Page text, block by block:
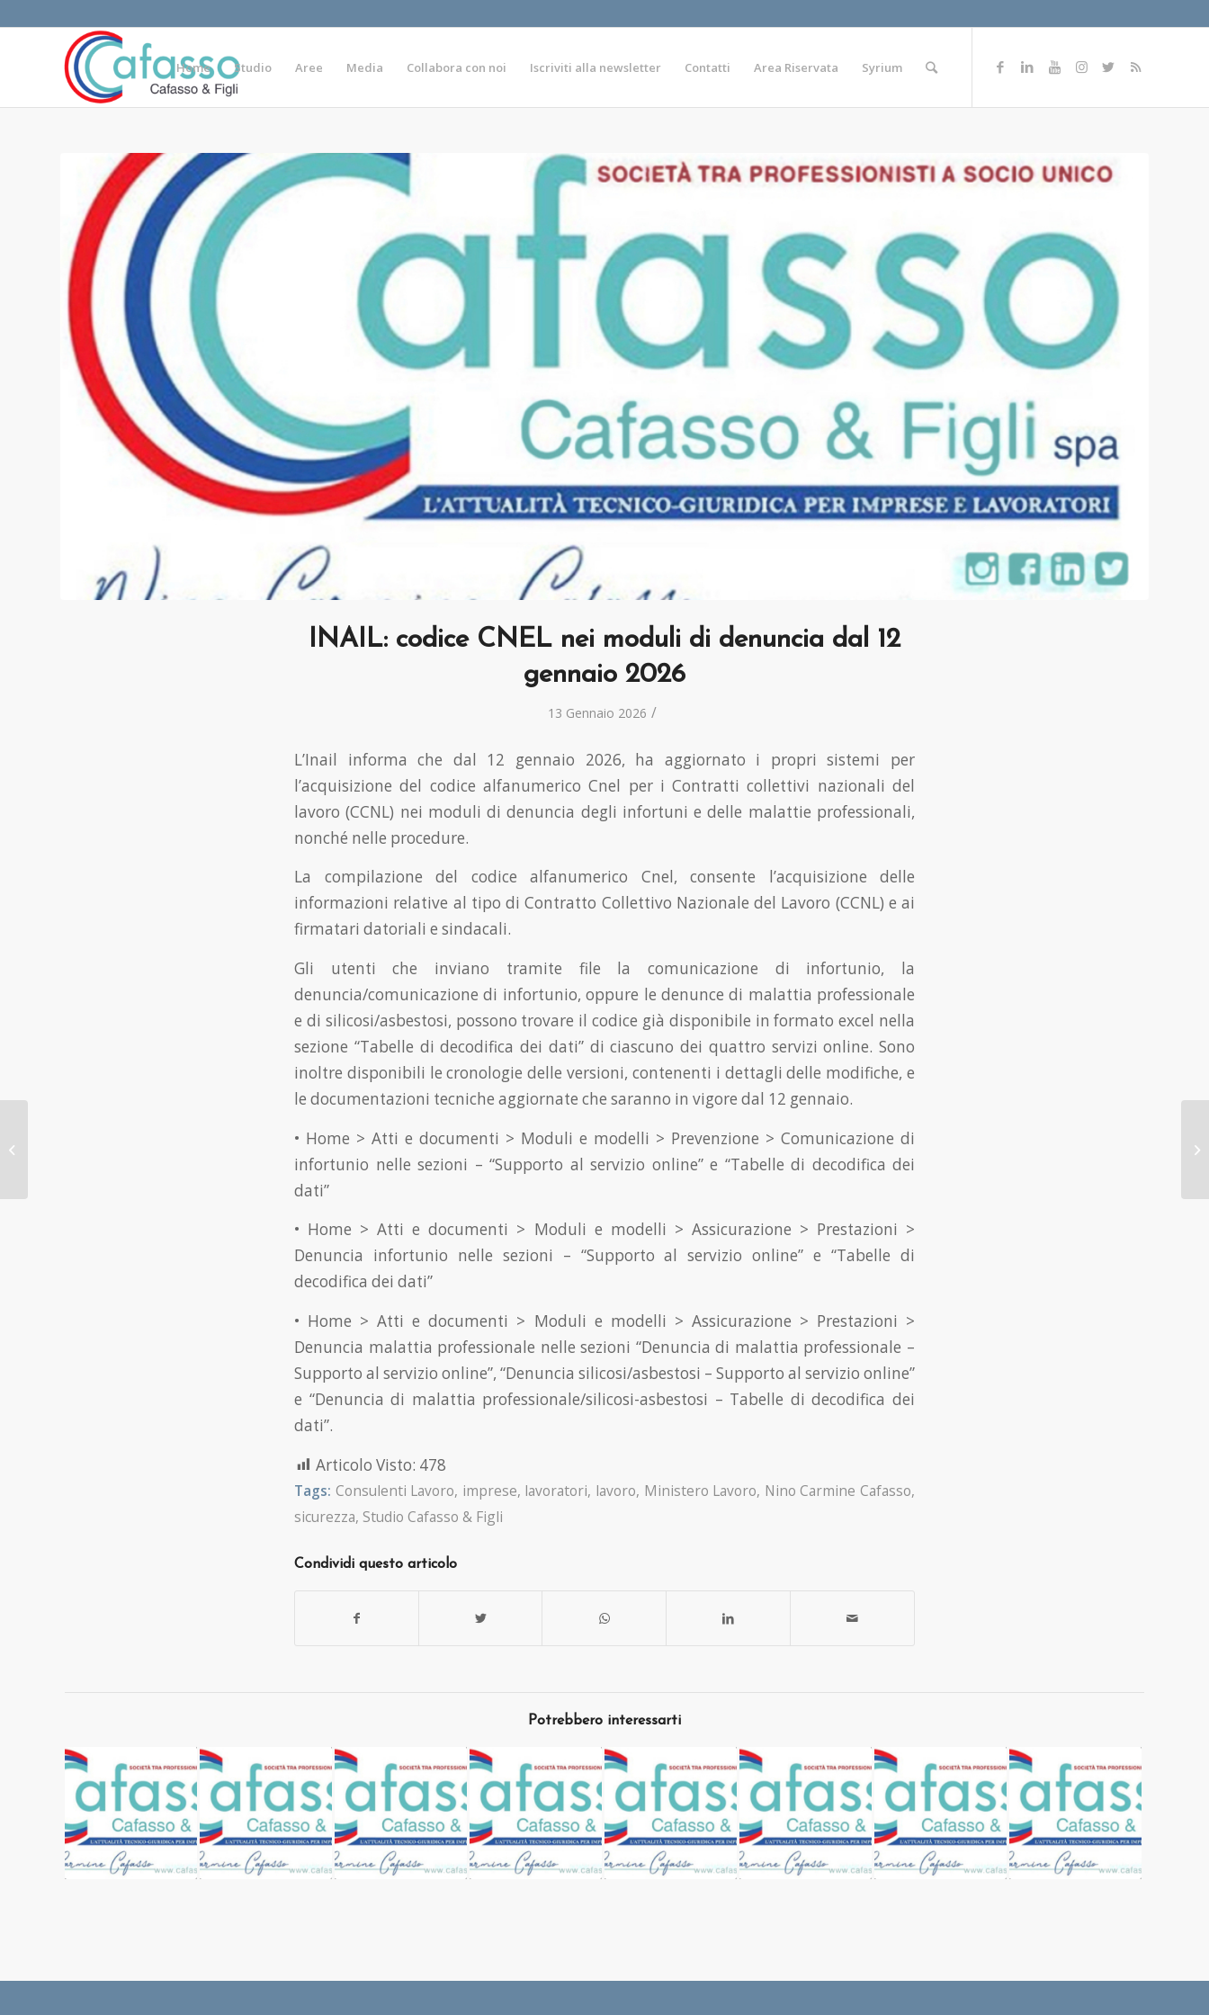
Home Studio Aree Media Collabora con noi Iscriviti alla newsletter Contatti Area Riservata Syrium
INAIL: codice CNEL nei moduli di denuncia dal 12
gennaio 2026
13 Gennaio 2026 /
L’Inail informa che dal 12 gennaio 2026, ha aggiornato i propri sistemi per
l’acquisizione del codice alfanumerico Cnel per i Contratti collettivi nazionali del
lavoro (CCNL) nei moduli di denuncia degli infortuni e delle malattie professionali,
nonché nelle procedure.
La compilazione del codice alfanumerico Cnel, consente l’acquisizione delle
informazioni relative al tipo di Contratto Collettivo Nazionale del Lavoro (CCNL) e ai
firmatari datoriali e sindacali.
Gli utenti che inviano tramite file la comunicazione di infortunio, la
denuncia/comunicazione di infortunio, oppure le denunce di malattia professionale
e di silicosi/asbestosi, possono trovare il codice già disponibile in formato excel nella
sezione “Tabelle di decodifica dei dati” di ciascuno dei quattro servizi online. Sono
inoltre disponibili le cronologie delle versioni, contenenti i dettagli delle modifiche, e
le documentazioni tecniche aggiornate che saranno in vigore dal 12 gennaio.
• Home > Atti e documenti > Moduli e modelli > Prevenzione > Comunicazione di
infortunio nelle sezioni – “Supporto al servizio online” e “Tabelle di decodifica dei
dati”
• Home > Atti e documenti > Moduli e modelli > Assicurazione > Prestazioni >
Denuncia infortunio nelle sezioni – “Supporto al servizio online” e “Tabelle di
decodifica dei dati”
• Home > Atti e documenti > Moduli e modelli > Assicurazione > Prestazioni >
Denuncia malattia professionale nelle sezioni “Denuncia di malattia professionale –
Supporto al servizio online”, “Denuncia silicosi/asbestosi – Supporto al servizio online”
e “Denuncia di malattia professionale/silicosi-asbestosi – Tabelle di decodifica dei
dati”.
Articolo Visto: 478
Tags: Consulenti Lavoro, imprese, lavoratori, lavoro, Ministero Lavoro, Nino Carmine Cafasso,
sicurezza, Studio Cafasso & Figli
Condividi questo articolo
Potrebbero interessarti